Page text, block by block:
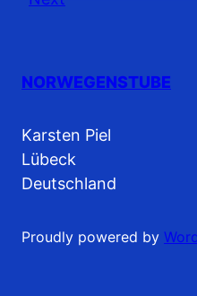
NORWEGENSTUBE
Karsten Piel
Lübeck
Deutschland
Proudly powered by